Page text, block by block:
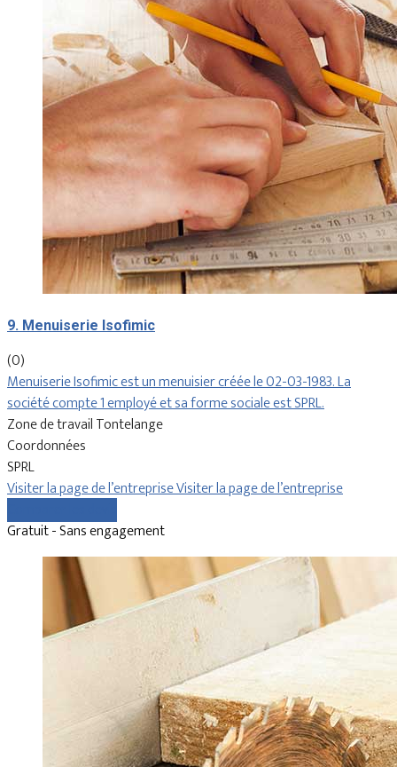
9. Menuiserie Isofimic
(0)
Menuiserie Isofimic est un menuisier créée le 02-03-1983. La
société compte 1 employé et sa forme sociale est SPRL.
Zone de travail Tontelange
Coordonnées
SPRL
Visiter la page de l’entrepriseVisiter la page de l’entreprise
Gratuit - Sans engagement